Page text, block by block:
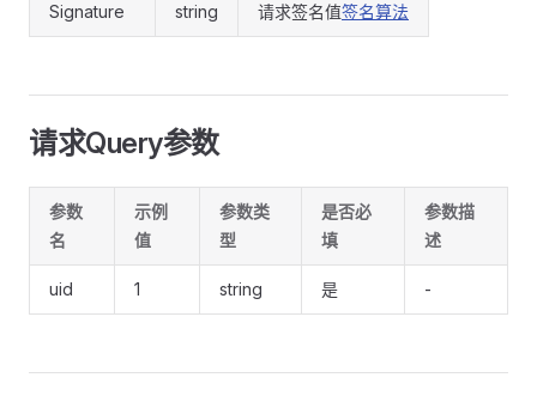
Signature string 请求签名值签名算法
请求Query参数
参数
名
示例
值
参数类
型
是否必
填
参数描
述
uid 1 string 是 -